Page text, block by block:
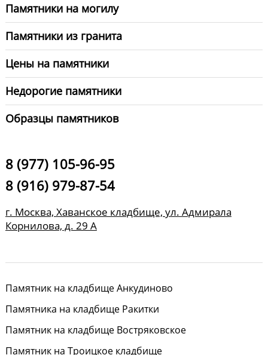
Памятники на могилу
Памятники из гранита
Цены на памятники
Недорогие памятники
Образцы памятников
8 (977) 105-96-95
8 (916) 979-87-54
г. Москва, Хаванское кладбище, ул. Адмирала
Корнилова, д. 29 А
Памятник на кладбище Анкудиново
Памятника на кладбище Ракитки
Памятник на кладбище Востряковское
Памятник на Троицкое кладбище